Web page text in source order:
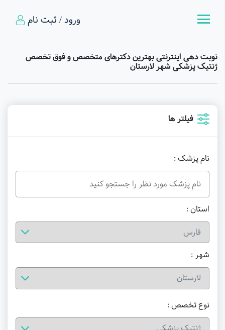
ورود / ثبت نام
نوبت دهی اینترنتی بهترین دکترهای متخصص و فوق تخصص
ژنتیک پزشکی شهر لارستان
فیلتر ها
نام پزشک :
استان :
شهر :
نوع تخصص :